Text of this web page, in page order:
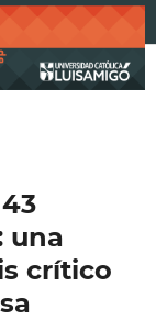
una
crítico